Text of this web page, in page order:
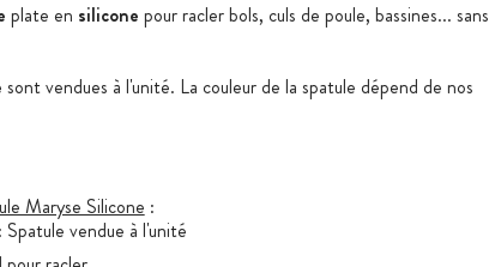
plate en silicone pour racler bols, culs de poule, bassines... sans
sont vendues à l'unité. La couleur de la spatule dépend de nos
Maryse Silicone :
vendue à l'unité